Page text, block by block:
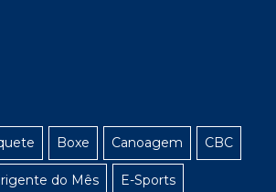
Boxe Canoagem CBC
do Mês E-Sports